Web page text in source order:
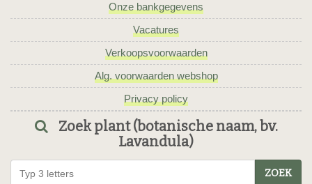
Onze bankgegevens
Vacatures
Verkoopsvoorwaarden
Alg. voorwaarden webshop
Privacy policy
Zoek plant (botanische naam, bv.
Lavandula)
ZOEK